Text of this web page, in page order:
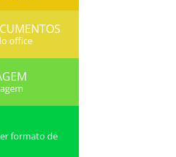
office
formato de